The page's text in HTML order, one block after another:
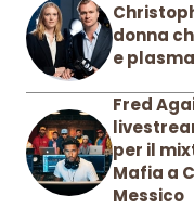
donna
e
Fred
per il
Mafia a
Messico